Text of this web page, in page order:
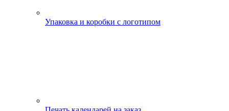
Упаковка и коробки с логотипом